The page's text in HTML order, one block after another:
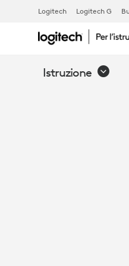
Logitech Logitech G
Istruzione